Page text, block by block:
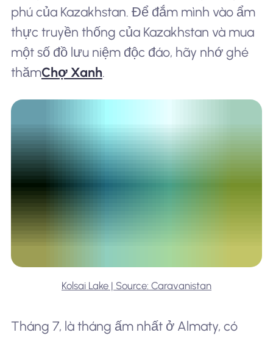
phú của Kazakhstan. Để đắm mình vào ẩm
thực truyền thống của Kazakhstan và mua
một số đồ lưu niệm độc đáo, hãy nhớ ghé
thămChợ Xanh.
Kolsai Lake | Source: Caravanistan
Tháng 7, là tháng ấm nhất ở Almaty, có